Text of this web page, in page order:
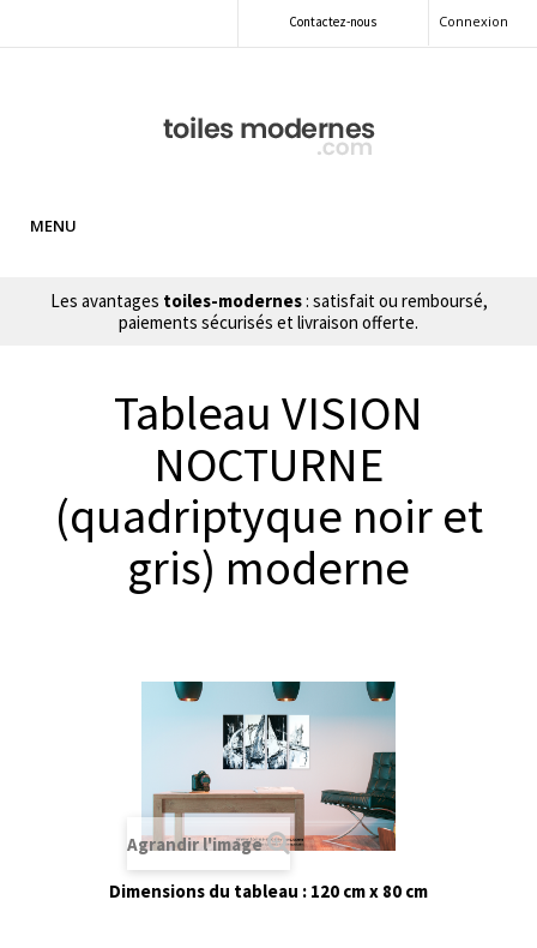
Connexion
Contactez-nous
MENU
Les avantages toiles-modernes: satisfait ou remboursé,
paiements sécurisés et livraison offerte.
Tableau VISION
NOCTURNE
(quadriptyque noir et
gris) moderne
Agrandir l'image
Dimensions du tableau : 120 cm x 80 cm